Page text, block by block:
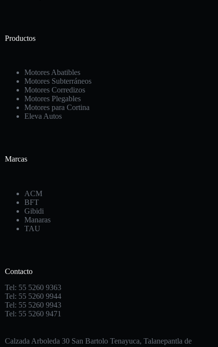
Productos
Motores Abatibles
Motores Subterráneos
Motores Corredizos
Motores Plegables
Motores para Cortina
Eleva Autos
Marcas
ACM
BFT
Gibidi
Manaras
TAU
Contacto
Tel: 55 5260 9363
Tel: 55 5260 9944
Tel: 55 5260 9943
Tel: 55 5260 9471
Calzada Arboleda 30 San Bartolo Tenayuca, Talanepantla de